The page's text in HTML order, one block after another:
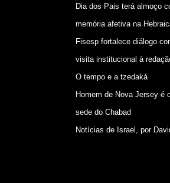
Dia dos Pais terá almoço
memória afetiva na
Fisesp fortalece diálogo
visita institucional à
O tempo e a tzedaká
Homem de Nova Jersey é
sede do Chabad
Notícias de Israel, por